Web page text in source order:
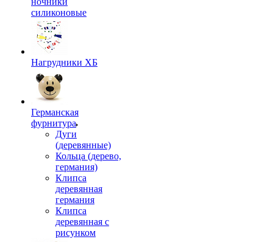
силиконовые
Нагрудники ХБ
Германская
фурнитура
Дуги
(деревянные)
Кольца (дерево,
германия)
Клипса
деревянная
германия
Клипса
деревянная с
рисунком